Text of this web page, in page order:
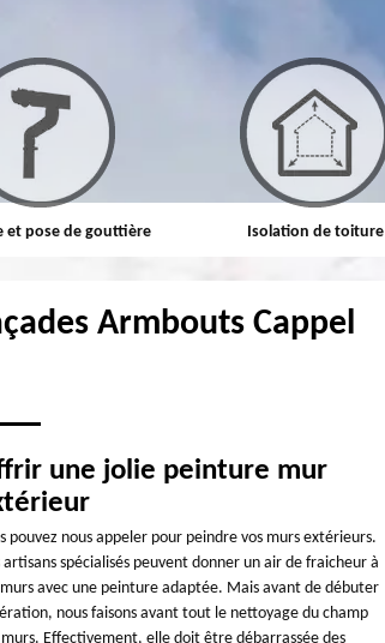
et pose de gouttière Isolation de toiture
Armbouts Cappel
une jolie peinture mur
pouvez nous appeler pour peindre vos murs extérieurs.
artisans spécialisés peuvent donner un air de fraicheur à
avec une peinture adaptée. Mais avant de débuter
nous faisons avant tout le nettoyage du champ
murs. Effectivement, elle doit être débarrassée des